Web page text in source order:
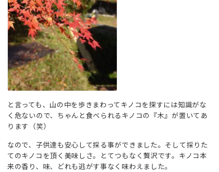
と言っても、山の中を歩きまわってキノコを探すには知識がな
く危ないので、ちゃんと食べられるキノコの『木』が置いてあ
ります（笑）
なので、子供達も安心して採る事ができました。そして採りた
てのキノコを頂く美味しさ。とてつもなく贅沢です。キノコ本
来の香り、味、どれも逃がす事なく味わえました。